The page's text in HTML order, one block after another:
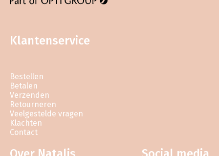
Klantenservice
Bestellen
Betalen
Verzenden
Retourneren
Veelgestelde vragen
Klachten
Contact